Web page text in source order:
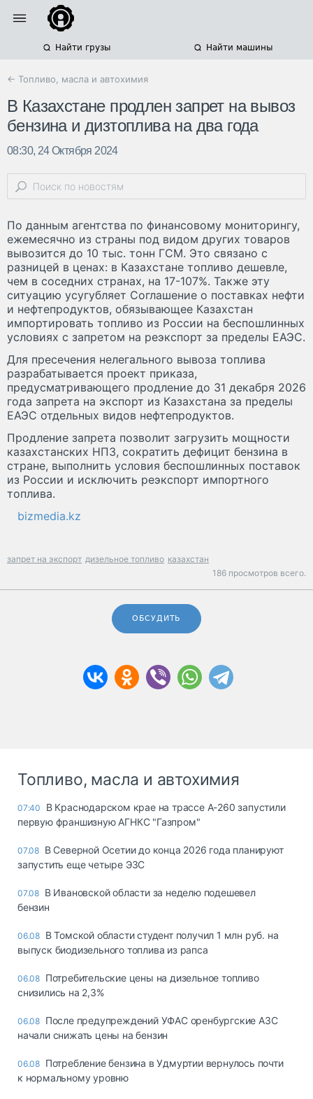
Найти грузы Найти машины
← Топливо, масла и автохимия
В Казахстане продлен запрет на вывоз
бензина и дизтоплива на два года
08:30, 24 Октября 2024
По данным агентства по финансовому мониторингу,
ежемесячно из страны под видом других товаров
вывозится до 10 тыс. тонн ГСМ. Это связано с
разницей в ценах: в Казахстане топливо дешевле,
чем в соседних странах, на 17-107%. Также эту
ситуацию усугубляет Соглашение о поставках нефти
и нефтепродуктов, обязывающее Казахстан
импортировать топливо из России на беспошлинных
условиях с запретом на реэкспорт за пределы ЕАЭС.
Для пресечения нелегального вывоза топлива
разрабатывается проект приказа,
предусматривающего продление до 31 декабря 2026
года запрета на экспорт из Казахстана за пределы
ЕАЭС отдельных видов нефтепродуктов.
Продление запрета позволит загрузить мощности
казахстанских НПЗ, сократить дефицит бензина в
стране, выполнить условия беспошлинных поставок
из России и исключить реэкспорт импортного
топлива.
bizmedia.kz
запрет на экспорт дизельное топливо казахстан
186 просмотров всего.
ОБСУДИТЬ
Топливо, масла и автохимия
07:40
В Краснодарском крае на трассе А-260 запустили
первую франшизную АГНКС "Газпром"
07.08 В Северной Осетии до конца 2026 года планируют
запустить еще четыре ЭЗС
07.08 В Ивановской области за неделю подешевел
бензин
06.08 В Томской области студент получил 1 млн руб. на
выпуск биодизельного топлива из рапса
06.08 Потребительские цены на дизельное топливо
снизились на 2,3%
06.08 После предупреждений УФАС оренбургские АЗС
начали снижать цены на бензин
06.08 Потребление бензина в Удмуртии вернулось почти
к нормальному уровню